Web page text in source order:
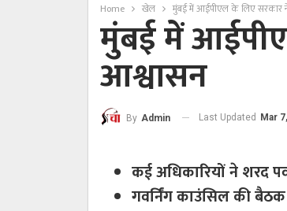
Home खेल मुंबई में आईपीएल के लिए सरकार
मुंबई में
आश्वासन
By Admin Last Updated Mar
कई अधिकारियों ने शरद
गवर्निंग काउंसिल की